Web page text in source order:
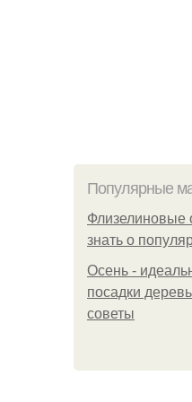
Популярные
Флизелиновые
знать о
Осень -
посадки
советы